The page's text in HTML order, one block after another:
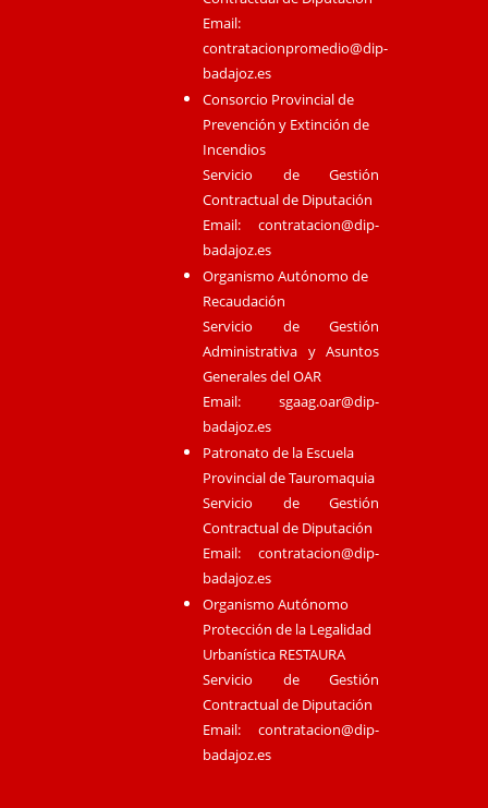
Email:
contratacionpromedio@dip-
badajoz.es
Consorcio Provincial de
Prevención y Extinción de
Incendios
Servicio de Gestión
Contractual de Diputación
Email:contratacion@dip-
badajoz.es
Organismo Autónomo de
Recaudación
Servicio de Gestión
Administrativa y Asuntos
Generales del OAR
Email:sgaag.oar@dip-
badajoz.es
Patronato de la Escuela
Provincial de Tauromaquia
Servicio de Gestión
Contractual de Diputación
Email:contratacion@dip-
badajoz.es
Organismo Autónomo
Protección de la Legalidad
Urbanística RESTAURA
Servicio de Gestión
Contractual de Diputación
Email:contratacion@dip-
badajoz.es